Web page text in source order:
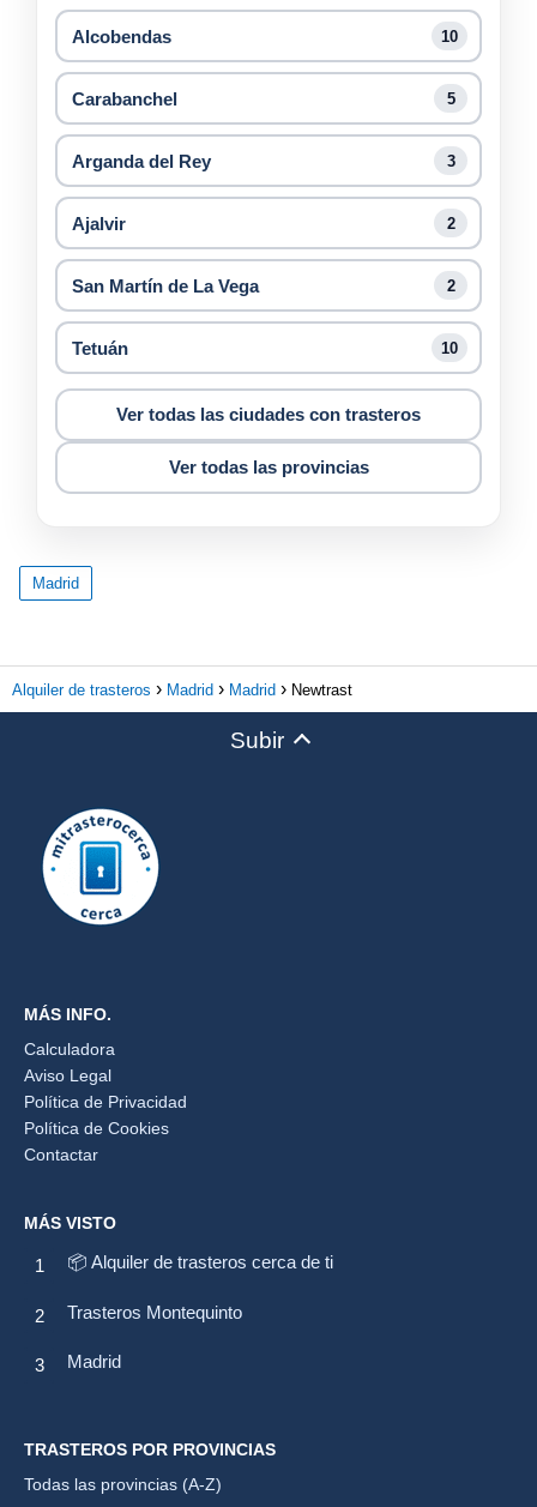
Alcobendas 10
Carabanchel 5
Arganda del Rey 3
Ajalvir 2
San Martín de La Vega 2
Tetuán 10
Ver todas las ciudades con trasteros
Ver todas las provincias
Madrid
Alquiler de trasteros Madrid Madrid Newtrast
Subir
MÁS INFO.
Calculadora
Aviso Legal
Política de Privacidad
Política de Cookies
Contactar
MÁS VISTO
📦 Alquiler de trasteros cerca de ti
Trasteros Montequinto
Madrid
TRASTEROS POR PROVINCIAS
Todas las provincias (A-Z)